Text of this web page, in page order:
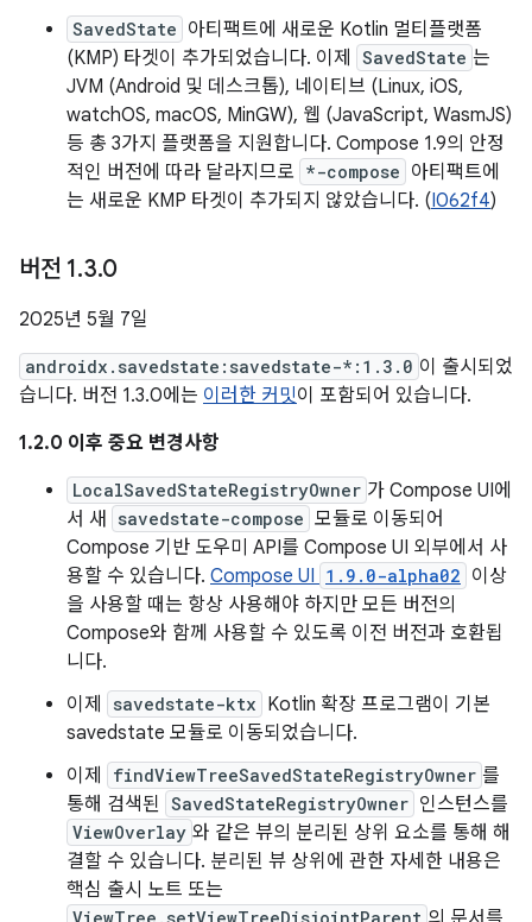
SavedState 아티팩트에 새로운 Kotlin 멀티플랫폼
(KMP) 타겟이 추가되었습니다. 이제
SavedState 는
JVM (Android 및 데스크톱), 네이티브 (Linux, iOS,
watchOS, macOS, MinGW), 웹 (JavaScript, WasmJS)
등 총 3가지 플랫폼을 지원합니다. Compose 1.9의 안정
적인 버전에 따라 달라지므로 *-compose 아티팩트에
는 새로운 KMP 타겟이 추가되지 않았습니다. (I062f4)
버전 1.3.0
2025년 5월 7일
androidx.savedstate:savedstate-*:1.3.0 이 출시되었
습니다. 버전 1.3.0에는 이러한 커밋이 포함되어 있습니다.
1.2.0 이후 중요 변경사항
LocalSavedStateRegistryOwner 가 Compose UI에
서 새
savedstate-compose 모듈로 이동되어
Compose 기반 도우미 API를 Compose UI 외부에서 사
용할 수 있습니다. Compose UI 1.9.0-alpha02 이상
을 사용할 때는 항상 사용해야 하지만 모든 버전의
Compose와 함께 사용할 수 있도록 이전 버전과 호환됩
니다.
이제
savedstate-ktx Kotlin 확장 프로그램이 기본
savedstate 모듈로 이동되었습니다.
이제
findViewTreeSavedStateRegistryOwner 를
통해 검색된 SavedStateRegistryOwner 인스턴스를
ViewOverlay 와 같은 뷰의 분리된 상위 요소를 통해 해
결할 수 있습니다. 분리된 뷰 상위에 관한 자세한 내용은
핵심 출시 노트 또는